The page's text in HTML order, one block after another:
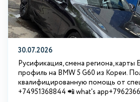
30.07.2026
Русификация, смена региона, карты
профиль на BMW 5 G60 из Кореи.
квалифицированную помощь от
+74951368844 📲 what's